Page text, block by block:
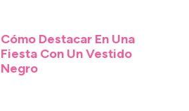
Cómo Destacar En Una
Fiesta Con Un Vestido
Negro